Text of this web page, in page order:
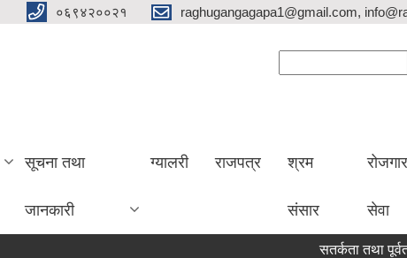
०६९४२००२१ raghugangagapa1@gmail.com,
सूचना तथा
जानकारी
ग्यालरी राजपत्र श्रम
संसार सेवा
सतर्कता तथा